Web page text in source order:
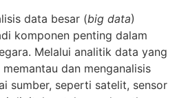
data besar (big data)
komponen penting dalam
Melalui analitik data yang
dan menganalisis
sumber, seperti satelit, sensor